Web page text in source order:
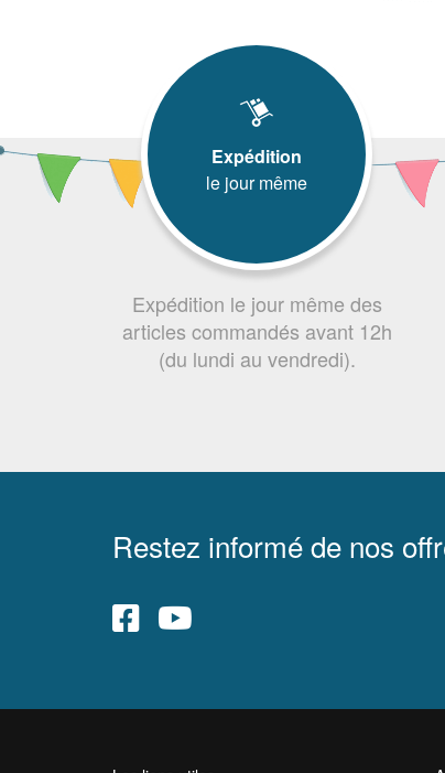
Expédition
le jour même
Expédition le jour même des
articles commandés avant 12h
(du lundi au vendredi).
Restez informé de nos